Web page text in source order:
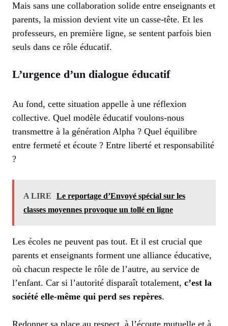
Mais sans une collaboration solide entre enseignants et
parents, la mission devient vite un casse-tête. Et les
professeurs, en première ligne, se sentent parfois bien
seuls dans ce rôle éducatif.
L’urgence d’un dialogue éducatif
Au fond, cette situation appelle à une réflexion
collective. Quel modèle éducatif voulons-nous
transmettre à la génération Alpha ? Quel équilibre
entre fermeté et écoute ? Entre liberté et responsabilité
?
A LIRE
Le reportage d’Envoyé spécial sur les
classes moyennes provoque un tollé en ligne
Les écoles ne peuvent pas tout. Et il est crucial que
parents et enseignants forment une alliance éducative,
où chacun respecte le rôle de l’autre, au service de
l’enfant. Car si l’autorité disparaît totalement, c’est la
société elle-même qui perd ses repères.